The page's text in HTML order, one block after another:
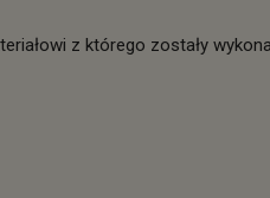
z którego zostały